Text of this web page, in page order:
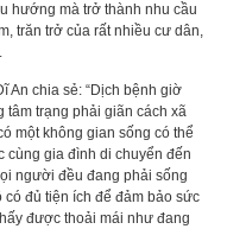
hướng mà trở thành nhu cầu
trăn trở của rất nhiều cư dân,
An chia sẻ: “Dịch bệnh giờ
tâm trạng phải giãn cách xã
một không gian sống có thể
cùng gia đình di chuyển đến
người đều đang phải sống
đủ tiện ích để đảm bảo sức
được thoải mái như đang